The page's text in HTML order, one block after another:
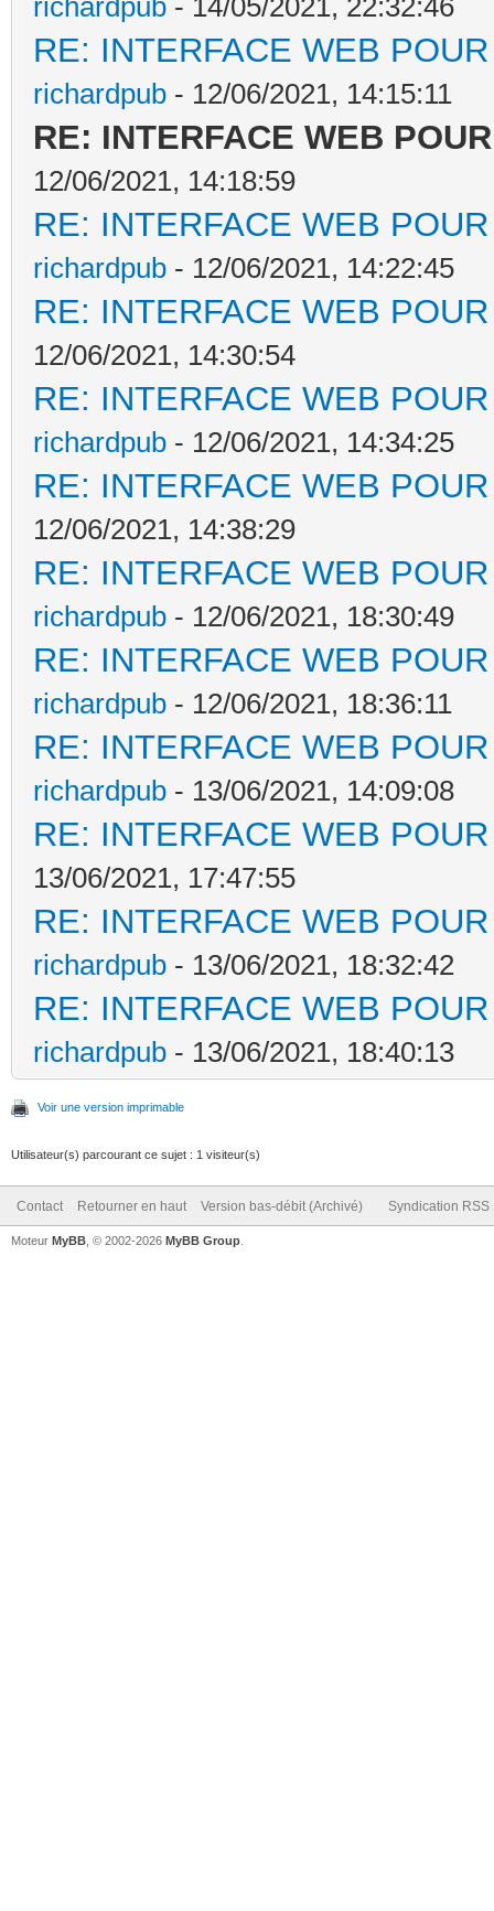
RE: INTERFACE WEB
richardpub - 12/06/2021, 14:15:11
RE: INTERFACE WEB
12/06/2021, 14:18:59
RE: INTERFACE WEB
richardpub - 12/06/2021, 14:22:45
RE: INTERFACE WEB
12/06/2021, 14:30:54
RE: INTERFACE WEB
richardpub - 12/06/2021, 14:34:25
RE: INTERFACE WEB
12/06/2021, 14:38:29
RE: INTERFACE WEB
richardpub - 12/06/2021, 18:30:49
RE: INTERFACE WEB
richardpub - 12/06/2021, 18:36:11
RE: INTERFACE WEB
richardpub - 13/06/2021, 14:09:08
RE: INTERFACE WEB
13/06/2021, 17:47:55
RE: INTERFACE WEB
richardpub - 13/06/2021, 18:32:42
RE: INTERFACE WEB
richardpub - 13/06/2021, 18:40:13
Voir une version imprimable
Utilisateur(s) parcourant ce sujet : 1 visiteur(s)
Contact Retourner en haut Version bas-débit (Archivé) Syndication RSS
Moteur MyBB , © 2002-2026 MyBB Group